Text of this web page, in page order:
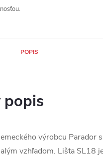
POPIS
popis
výrobcu Parador
vzhľadom. Lišta SL18